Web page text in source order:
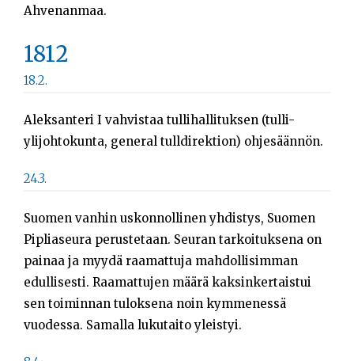
Ahvenanmaa.
1812
18.2.
Aleksanteri I vahvistaa tullihallituksen (tulli-
ylijohtokunta, general tulldirektion) ohjesäännön.
24.3.
Suomen vanhin uskonnollinen yhdistys, Suomen
Pipliaseura perustetaan. Seuran tarkoituksena on
painaa ja myydä raamattuja mahdollisimman
edullisesti. Raamattujen määrä kaksinkertaistui
sen toiminnan tuloksena noin kymmenessä
vuodessa. Samalla lukutaito yleistyi.